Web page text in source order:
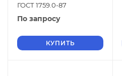
ГОСТ 1759.0-87
По запросу
КУПИТЬ